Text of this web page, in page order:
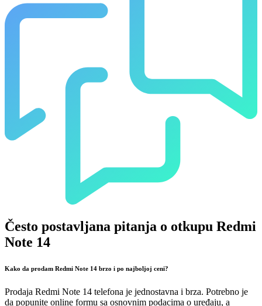
Često postavljana pitanja o otkupu Redmi
Note 14
Kako da prodam Redmi Note 14 brzo i po najboljoj ceni?
Prodaja Redmi Note 14 telefona je jednostavna i brza. Potrebno je
da popunite online formu sa osnovnim podacima o uređaju, a